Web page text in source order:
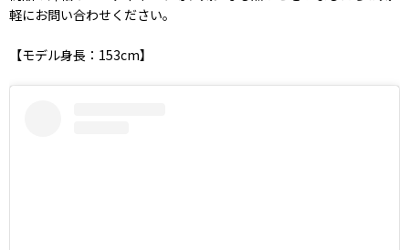
軽にお問い合わせください。
【モデル身長：153cm】